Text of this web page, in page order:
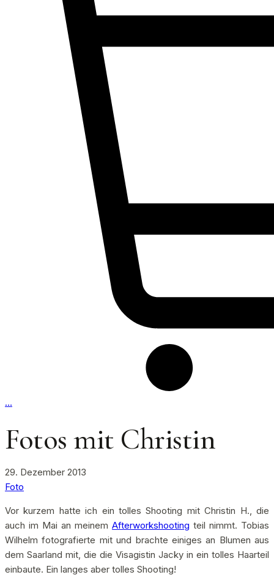
…
Fotos mit Christin
29. Dezember 2013
Foto
Vor kurzem hatte ich ein tolles Shooting mit Christin H., die
auch im Mai an meinem Afterworkshooting teil nimmt. Tobias
Wilhelm fotografierte mit und brachte einiges an Blumen aus
dem Saarland mit, die die Visagistin Jacky in ein tolles Haarteil
einbaute. Ein langes aber tolles Shooting!